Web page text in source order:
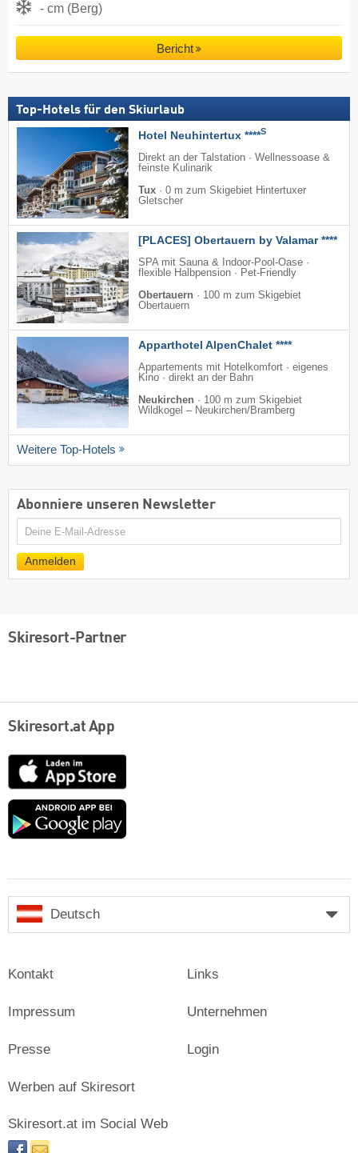
- cm (Berg)
Bericht
Top-Hotels für den Skiurlaub
Hotel Neuhintertux ****S
Direkt an der Talstation · Wellnessoase &
feinste Kulinarik
Tux · 0 m zum Skigebiet Hintertuxer
Gletscher
[PLACES] Obertauern by Valamar ****
SPA mit Sauna & Indoor-Pool-Oase ·
flexible Halbpension · Pet-Friendly
Obertauern · 100 m zum Skigebiet
Obertauern
Apparthotel AlpenChalet ****
Appartements mit Hotelkomfort · eigenes
Kino · direkt an der Bahn
Neukirchen · 100 m zum Skigebiet
Wildkogel – Neukirchen/​Bramberg
Weitere Top-Hotels
Abonniere unseren Newsletter
E-
Anmelden
Skiresort-Partner
Skiresort.at App
App
Store
Google
Deutsch
Kontakt
Impressum
Presse
Links
Unternehmen
Login
Werben auf Skiresort
Skiresort.at im Social Web